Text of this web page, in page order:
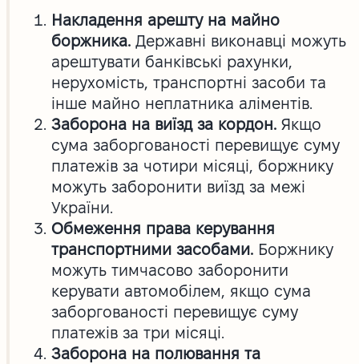
Накладення арешту на майно
боржника.Державні виконавці можуть
арештувати банківські рахунки,
нерухомість, транспортні засоби та
інше майно неплатника аліментів.
Заборона на виїзд за кордон.Якщо
сума заборгованості перевищує суму
платежів за чотири місяці, боржнику
можуть заборонити виїзд за межі
України.
Обмеження права керування
транспортними засобами. Боржнику
можуть тимчасово заборонити
керувати автомобілем, якщо сума
заборгованості перевищує суму
платежів за три місяці.
Заборона на полювання та